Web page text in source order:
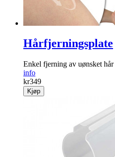
Hårfjerningsplate
Enkel fjerning av uønsket hår
info
kr349
Kjøp